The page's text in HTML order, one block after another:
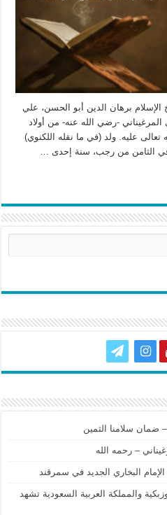
برهان الدين أبو الحسن، علي
-رضي الله عنه- من أولاد
عليه. ولد (في ما نقله اللكنوي)
الثامن من رجب، سنة إحدى …
ضمان سلامنا الثمين
– رحمه الله
البخاري الجديد في سمرقند
والمملكة العربية السعودية تشهد